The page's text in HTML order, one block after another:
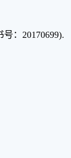
：20170699).